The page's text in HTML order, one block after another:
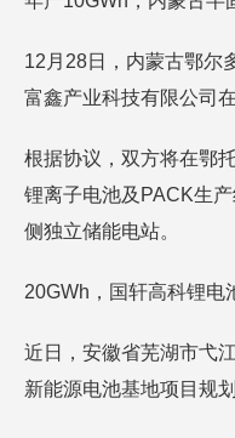
12月28日，内蒙古鄂尔
富鑫产业科技有限公司
根据协议，双方将在鄂
锂离子电池及PACK生
侧独立储能电站。
20GWh，国轩高科锂电
近日，安徽省芜湖市弋
新能源电池基地项目规